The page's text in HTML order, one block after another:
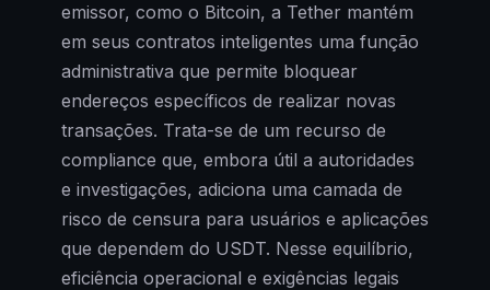
emissor, como o Bitcoin, a Tether mantém
em seus contratos inteligentes uma função
administrativa que permite bloquear
endereços específicos de realizar novas
transações. Trata-se de um recurso de
compliance que, embora útil a autoridades
e investigações, adiciona uma camada de
risco de censura para usuários e aplicações
que dependem do USDT. Nesse equilíbrio,
eficiência operacional e exigências legais